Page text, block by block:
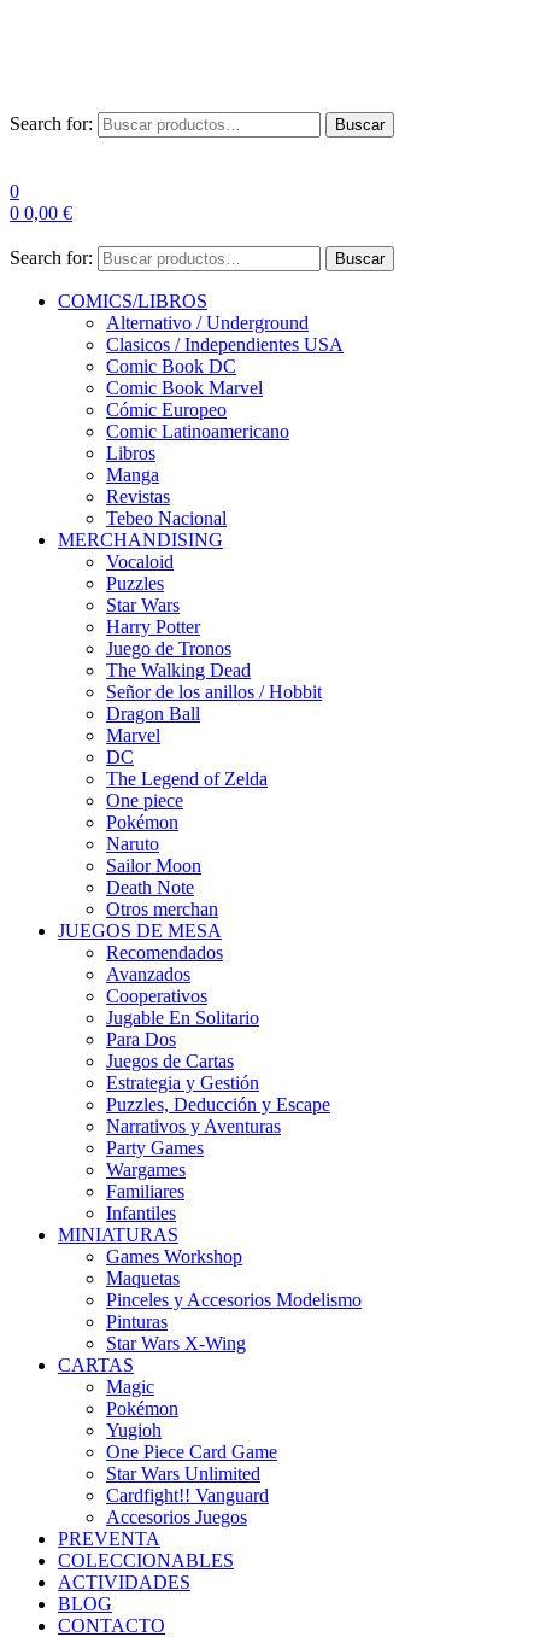
Search for: Buscar
0
0 0,00 €
Search for: Buscar
COMICS/LIBROS
Alternativo / Underground
Clasicos / Independientes USA
Comic Book DC
Comic Book Marvel
Cómic Europeo
Comic Latinoamericano
Libros
Manga
Revistas
Tebeo Nacional
MERCHANDISING
Vocaloid
Puzzles
Star Wars
Harry Potter
Juego de Tronos
The Walking Dead
Señor de los anillos / Hobbit
Dragon Ball
Marvel
DC
The Legend of Zelda
One piece
Pokémon
Naruto
Sailor Moon
Death Note
Otros merchan
JUEGOS DE MESA
Recomendados
Avanzados
Cooperativos
Jugable En Solitario
Para Dos
Juegos de Cartas
Estrategia y Gestión
Puzzles, Deducción y Escape
Narrativos y Aventuras
Party Games
Wargames
Familiares
Infantiles
MINIATURAS
Games Workshop
Maquetas
Pinceles y Accesorios Modelismo
Pinturas
Star Wars X-Wing
CARTAS
Magic
Pokémon
Yugioh
One Piece Card Game
Star Wars Unlimited
Cardfight!! Vanguard
Accesorios Juegos
PREVENTA
COLECCIONABLES
ACTIVIDADES
BLOG
CONTACTO